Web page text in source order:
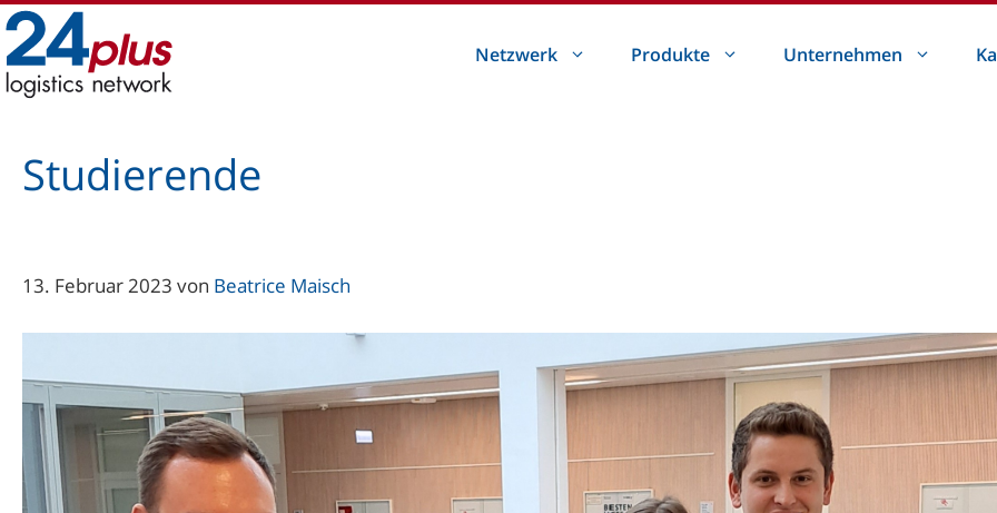
Zum
Inhalt
springen
Netzwerk Produkte Unternehmen
Studierende
13. Februar 2023 von Beatrice Maisch